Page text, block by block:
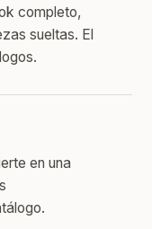
completo,
sueltas. El
en una